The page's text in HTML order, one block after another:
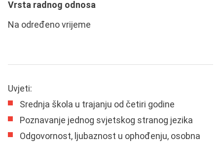
Vrsta radnog odnosa
Na određeno vrijeme
Uvjeti:
Srednja škola u trajanju od četiri godine
Poznavanje jednog svjetskog stranog jezika
Odgovornost, ljubaznost u ophođenju, osobna